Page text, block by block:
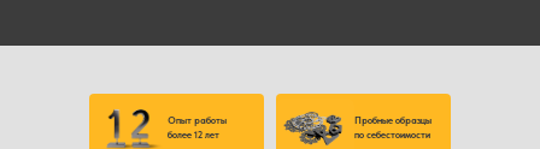
Пробные образцы
по себестоимости
Опыт работы
более 12 лет